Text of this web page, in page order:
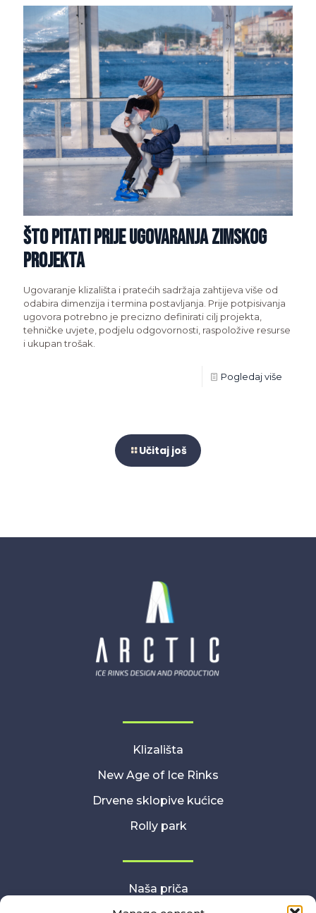
Što pitati prije ugovaranja zimskog
projekta
Ugovaranje klizališta i pratećih sadržaja zahtijeva više od
odabira dimenzija i termina postavljanja. Prije potpisivanja
ugovora potrebno je precizno definirati cilj projekta,
tehničke uvjete, podjelu odgovornosti, raspoložive resurse
i ukupan trošak.
Pogledaj više
Učitaj još
Klizališta
New Age of Ice Rinks
Drvene sklopive kućice
Rolly park
Naša priča